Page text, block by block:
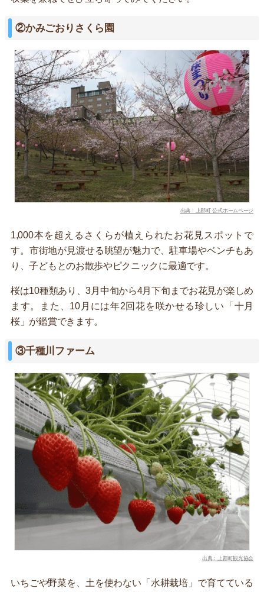
②かみごおりさくら園
出典：上郡町 公式ホームページ
1,000本を超えるさくらが植えられたお花見スポットで
す。市街地が見渡せる眺望が魅力で、駐車場やベンチもあ
り、子どもとのお散歩やピクニックに最適です。
桜は10種類あり、3月中旬から4月下旬までお花見が楽しめ
ます。また、10月には年2回花を咲かせる珍しい「十月
桜」が鑑賞できます。
③千種川ファーム
出典：上郡町観光協会
いちごや野菜を、土を使わない「水耕栽培」で育てている